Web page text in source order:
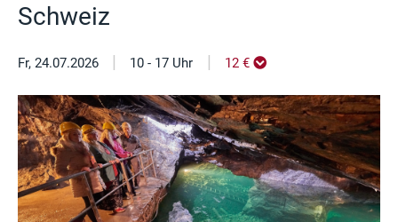
Schweiz
Fr, 24.07.2026 | 10 - 17 Uhr | 12 €